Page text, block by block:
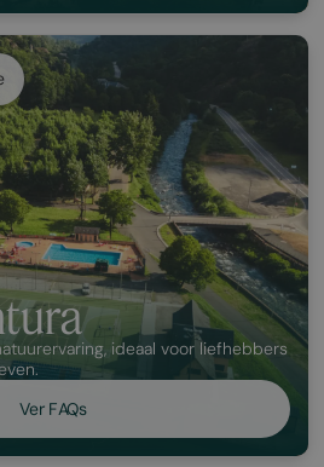
ideaal voor liefhebbers
Ver FAQs